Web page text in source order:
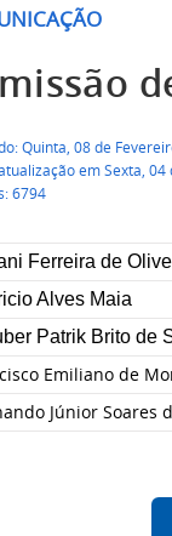
Quinta, 08 de
em Sexta, 04
6794
Ferreira de
Alves Maia
Patrik Brito de
Emiliano de
Júnior Soares